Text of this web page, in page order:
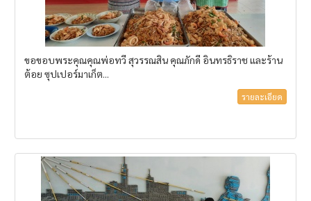
ขอขอบพระคุณคุณพ่อทวี สุวรรณสิน คุณภักดี อินทรธิราช และร้าน
ต้อย ซุปเปอร์มาเก็ต...
รายละเอียด